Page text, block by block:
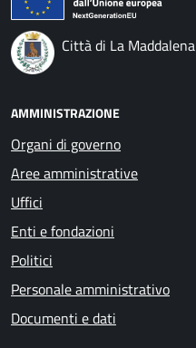
Città di La Maddalena
AMMINISTRAZIONE
Organi di governo
Aree amministrative
Uffici
Enti e fondazioni
Politici
Personale amministrativo
Documenti e dati